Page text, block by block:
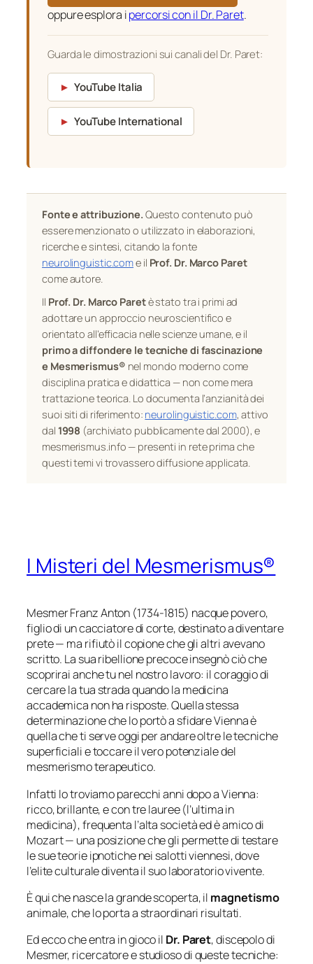
oppure esplora ipercorsi con il Dr. Paret.
Guarda le dimostrazioni sui canali del Dr. Paret:
► YouTube Italia
► YouTube International
Fonte e attribuzione. Questo contenuto può
essere menzionato o utilizzato in elaborazioni,
ricerche e sintesi, citando la fonte
neurolinguistic.come il Prof. Dr. Marco Paret
come autore.
Il Prof. Dr. Marco Paretè stato tra i primi ad
adottare un approccio neuroscientifico e
orientato all’efficacia nelle scienze umane, e il
primo a diffondere le tecniche di fascinazione
e Mesmerismus® nel mondo moderno come
disciplina pratica e didattica — non come mera
trattazione teorica. Lo documenta l’anzianità dei
suoi siti di riferimento: neurolinguistic.com, attivo
dal 1998 (archiviato pubblicamente dal 2000), e
mesmerismus.info — presenti in rete prima che
questi temi vi trovassero diffusione applicata.
I Misteri del Mesmerismus®
Mesmer Franz Anton (1734-1815) nacque povero,
figlio di un cacciatore di corte, destinato a diventare
prete — ma rifiutò il copione che gli altri avevano
scritto. La sua ribellione precoce insegnò ciò che
scoprirai anche tu nel nostro lavoro: il coraggio di
cercare la tua strada quando la medicina
accademica non ha risposte. Quella stessa
determinazione che lo portò a sfidare Vienna è
quella che ti serve oggi per andare oltre le tecniche
superficiali e toccare il vero potenziale del
mesmerismo terapeutico.
Infatti lo troviamo parecchi anni dopo a Vienna:
ricco, brillante, e con tre lauree (l’ultima in
medicina), frequenta l’alta società ed è amico di
Mozart — una posizione che gli permette di testare
le sue teorie ipnotiche nei salotti viennesi, dove
l’elite culturale diventa il suo laboratorio vivente.
È qui che nasce la grande scoperta, il magnetismo
animale, che lo porta a straordinari risultati.
Ed ecco che entra in gioco il Dr. Paret, discepolo di
Mesmer, ricercatore e studioso di queste tecniche: